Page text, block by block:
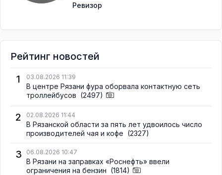
Ревизор
Рейтинг новостей
1
03.08.2026 11:39
В центре Рязани фура оборвала контактную сеть
троллейбусов (2497)
2 02.08.2026 11:44
В Рязанской области за пять лет удвоилось число
производителей чая и кофе (2327)
3 06.08.2026 10:47
В Рязани на заправках «Роснефть» ввели
ограничения на бензин (1814)